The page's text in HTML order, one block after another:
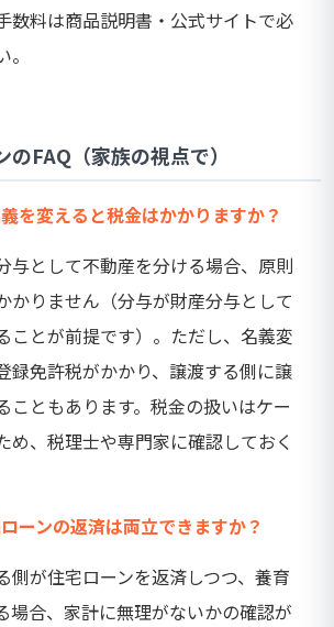
数料は商品説明書・公式サイトで必
FAQ（家族の視点で）
を変えると税金はかかりますか？
与として不動産を分ける場合、原則
かりません（分与が財産分与として
ことが前提です）。ただし、名義変
録免許税がかかり、譲渡する側に譲
こともあります。税金の扱いはケー
め、税理士や専門家に確認しておく
ーンの返済は両立できますか？
側が住宅ローンを返済しつつ、養育
場合、家計に無理がないかの確認が